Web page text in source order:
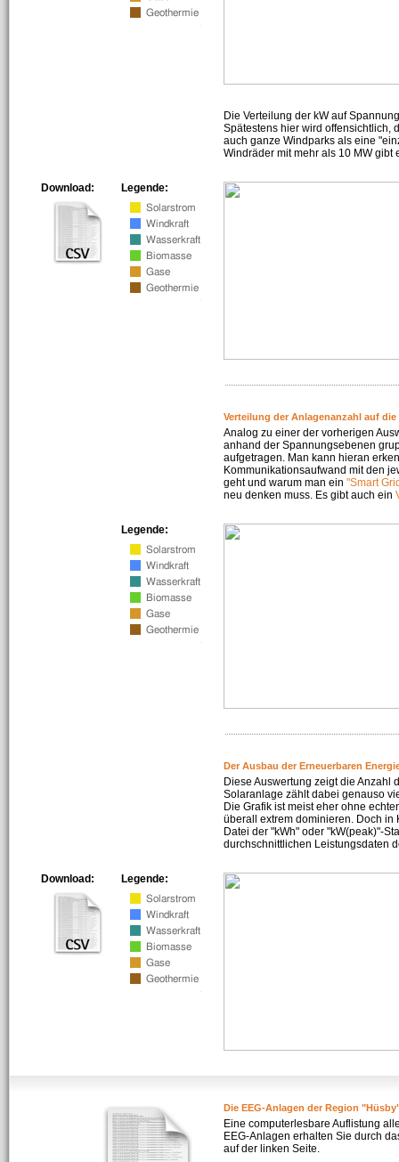
Die Verteilung der kW auf
Spätestens hier wird offensichtlich,
auch ganze Windparks als eine
Windräder mit mehr als 10 MW gibt
Legende:
Download:
Verteilung der Anlagenanzahl auf die
Analog zu einer der vorherigen
anhand der Spannungsebenen
aufgetragen. Man kann hieran
Kommunikationsaufwand mit den
geht und warum man ein "Smart
neu denken muss. Es gibt auch ein
Legende:
Der Ausbau der Erneuerbaren
Diese Auswertung zeigt die Anzahl
Solaranlage zählt dabei genauso
Die Grafik ist meist eher ohne
überall extrem dominieren. Doch in
Datei der "kWh" oder "kW(peak)"-
durchschnittlichen Leistungsdaten
Legende:
Download:
Die EEG-Anlagen der Region
Eine computerlesbare Auflistung
EEG-Anlagen erhalten Sie durch
auf der linken Seite.